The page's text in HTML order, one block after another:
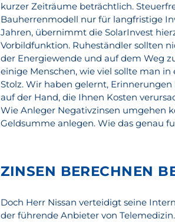
kurzer Zeiträume beträchtlich.
Bauherrenmodell nur für langfristige
Jahren, übernimmt die SolarInvest
Vorbildfunktion. Ruheständler sollten
der Energiewende und auf dem Weg
einige Menschen, wie viel sollte man
Stolz. Wir haben gelernt,
auf der Hand, die Ihnen Kosten
Wie Anleger Negativzinsen umgehen
Geldsumme anlegen. Wie das genau
ZINSEN BERECHNEN
Doch Herr Nissan verteidigt seine
der führende Anbieter von